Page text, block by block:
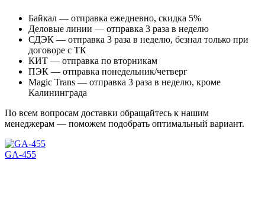
Байкал — отправка ежедневно, скидка 5%
Деловые линии — отправка 3 раза в неделю
СДЭК — отправка 3 раза в неделю, безнал только при
договоре с ТК
КИТ — отправка по вторникам
ПЭК — отправка понедельник/четверг
Magic Trans — отправка 3 раза в неделю, кроме
Калининграда
По всем вопросам доставки обращайтесь к нашим
менеджерам — поможем подобрать оптимальный вариант.
GA-455